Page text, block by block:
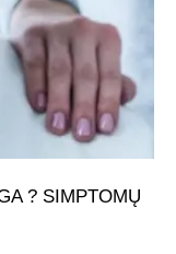
? SIMPTOMŲ